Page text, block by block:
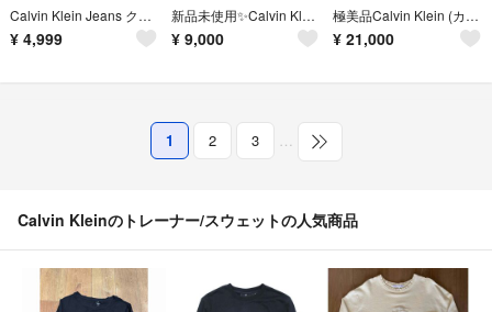
Calvin Klein Jeans クロップドスウェット
¥ 4,999
新品未使用✨Calvin Klein jeans ハイネック スウェット 黒 M
¥ 9,000
極美品Calvin Klein (カルヴァンクライン)トレーナー
¥ 21,000
1 2 3 …
Calvin Kleinのトレーナー/スウェットの人気商品